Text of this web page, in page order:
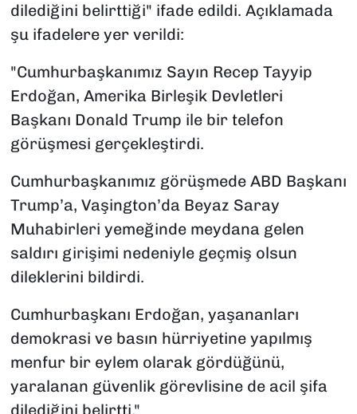
dilediğini belirttiği" ifade edildi. Açıklamada
şu ifadelere yer verildi:
"Cumhurbaşkanımız Sayın Recep Tayyip
Erdoğan, Amerika Birleşik Devletleri
Başkanı Donald Trump ile bir telefon
görüşmesi gerçekleştirdi.
Cumhurbaşkanımız görüşmede ABD Başkanı
Trump’a, Vaşington’da Beyaz Saray
Muhabirleri yemeğinde meydana gelen
saldırı girişimi nedeniyle geçmiş olsun
dileklerini bildirdi.
Cumhurbaşkanı Erdoğan, yaşananları
demokrasi ve basın hürriyetine yapılmış
menfur bir eylem olarak gördüğünü,
yaralanan güvenlik görevlisine de acil şifa
dilediğini belirtti."